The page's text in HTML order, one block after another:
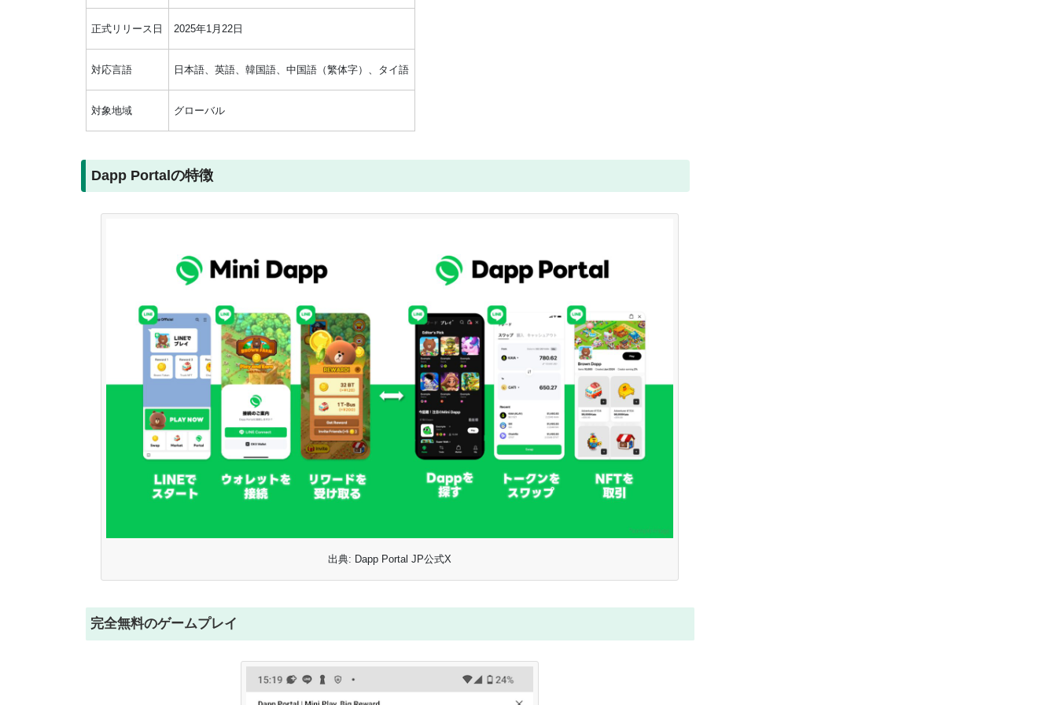
正式リリース日 2025年1月22日
対応言語 日本語、英語、韓国語、中国語（繁体字）、タイ語
対象地域 グローバル
Dapp Portalの特徴
出典: Dapp Portal JP公式X
完全無料のゲームプレイ